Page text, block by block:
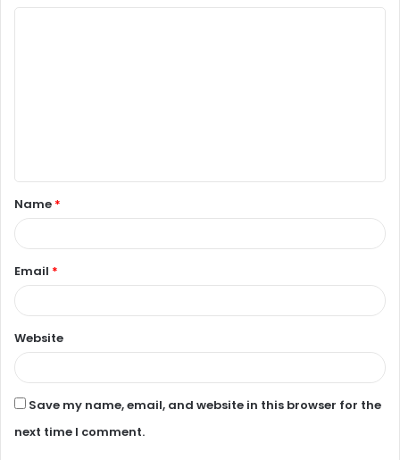
t
*
Name *
Email *
Website
Save my name, email, and website in this browser for the
next time I comment.